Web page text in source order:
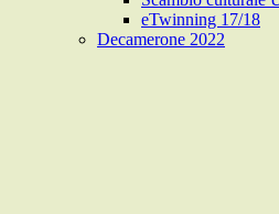
eTwinning 17/18
Decamerone 2022